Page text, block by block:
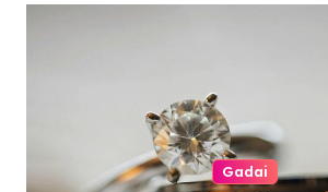
Gadai